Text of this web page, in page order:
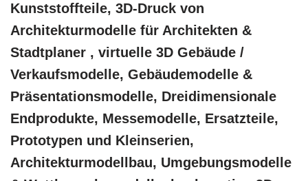
Kunststoffteile, 3D-Druck von
Architekturmodelle für Architekten &
Stadtplaner , virtuelle 3D Gebäude /
Verkaufsmodelle, Gebäudemodelle &
Präsentationsmodelle, Dreidimensionale
Endprodukte, Messemodelle, Ersatzteile,
Prototypen und Kleinserien,
Architekturmodellbau, Umgebungsmodelle